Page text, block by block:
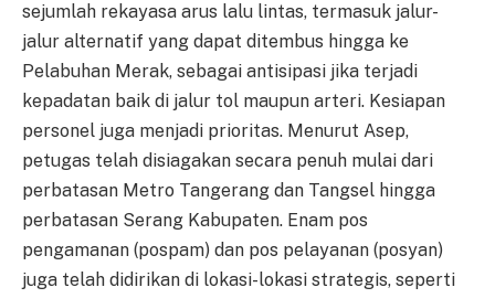
sejumlah rekayasa arus lalu lintas, termasuk jalur-
jalur alternatif yang dapat ditembus hingga ke
Pelabuhan Merak, sebagai antisipasi jika terjadi
kepadatan baik di jalur tol maupun arteri. Kesiapan
personel juga menjadi prioritas. Menurut Asep,
petugas telah disiagakan secara penuh mulai dari
perbatasan Metro Tangerang dan Tangsel hingga
perbatasan Serang Kabupaten. Enam pos
pengamanan (pospam) dan pos pelayanan (posyan)
juga telah didirikan di lokasi-lokasi strategis, seperti